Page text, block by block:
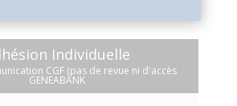
Individuelle
CGF (pas de revue ni d'accès
GENEABANK